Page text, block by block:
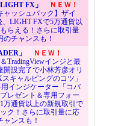
FX」
ＮＥＷ！
ャッシュバック】ザイ
LIGHT FXで5万通貨以
らえる！さらに取引量
のチャンスも！
」
ＮＥＷ！
TradingViewインジと最
開設完了で小林芳彦オリ
キャルピングのコツ」
用インジケーター「コバ
レゼント＆専用フォー
万通貨以上の新規取引で
ク！さらに取引量に応
ャンスも！